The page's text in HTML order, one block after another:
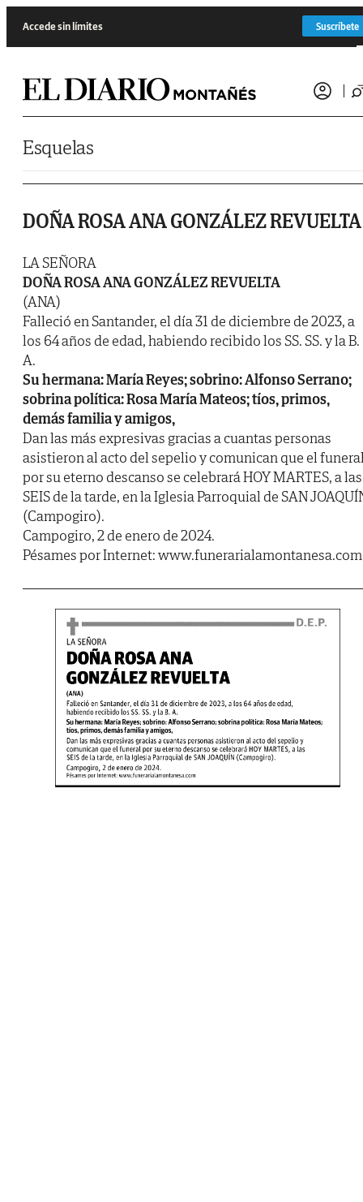
Accede sin límites Suscríbete
Esquelas
DOÑA ROSA ANA GONZÁLEZ REVUELTA
LA SEÑORA
DOÑA ROSA ANA GONZÁLEZ REVUELTA
(ANA)
Falleció en Santander, el día 31 de diciembre de 2023, a
los 64 años de edad, habiendo recibido los SS. SS. y la B.
A.
Su hermana: María Reyes; sobrino: Alfonso Serrano;
sobrina política: Rosa María Mateos; tíos, primos,
demás familia y amigos,
Dan las más expresivas gracias a cuantas personas
asistieron al acto del sepelio y comunican que el
por su eterno descanso se celebrará HOY MARTES, a las
SEIS de la tarde, en la Iglesia Parroquial de SAN
(Campogiro).
Campogiro, 2 de enero de 2024.
Pésames por Internet: www.funerarialamontanesa.com